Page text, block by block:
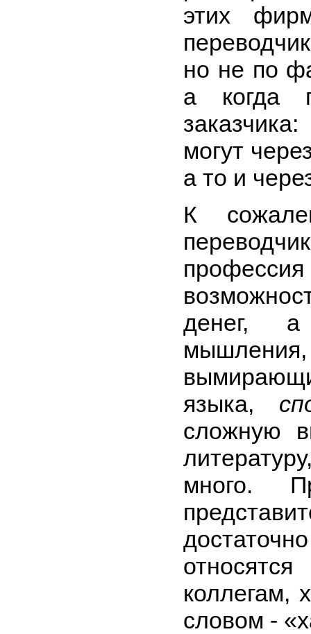
этих
но не по
а когда
могут
а то и
К
денег,
языка,
сложную
много.
коллегам,
словом -